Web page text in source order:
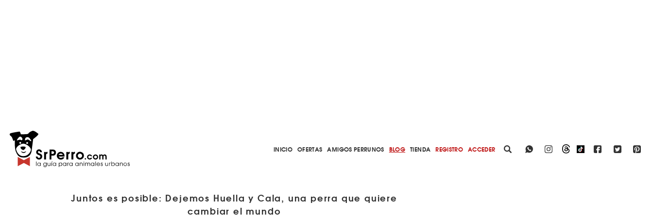
INICIO OFERTAS AMIGOS PERRUNOS BLOG TIENDA REGISTRO ACCEDER
Juntos es posible: Dejemos Huella y Cala, una perra que quiere
cambiar el mundo